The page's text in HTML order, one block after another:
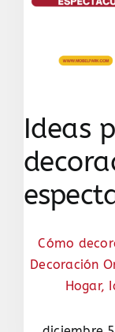
Ideas
Cómo
Decoración
Hogar,